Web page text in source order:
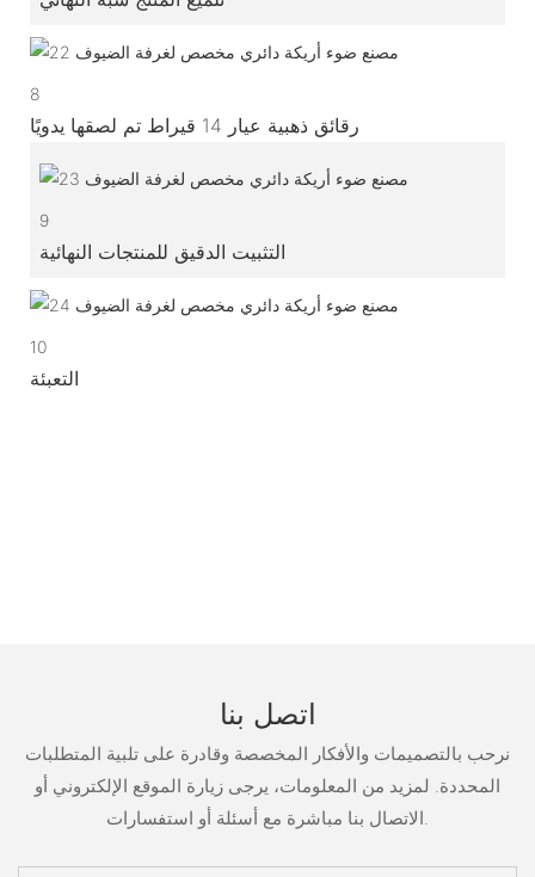
8
رقائق ذهبية عيار 14 قيراط تم لصقها يدويًا
9
التثبيت الدقيق للمنتجات النهائية
10
التعبئة
اتصل بنا
نرحب بالتصميمات والأفكار المخصصة وقادرة على تلبية المتطلبات
المحددة. لمزيد من المعلومات، يرجى زيارة الموقع الإلكتروني أو